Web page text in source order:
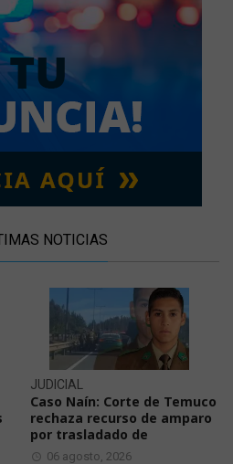
NOTICIAS
JUDICIAL
Caso Naín: Corte de Temuco
rechaza recurso de amparo
por trasladado de
06 agosto, 2026